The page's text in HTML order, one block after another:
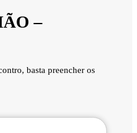
–
basta preencher os